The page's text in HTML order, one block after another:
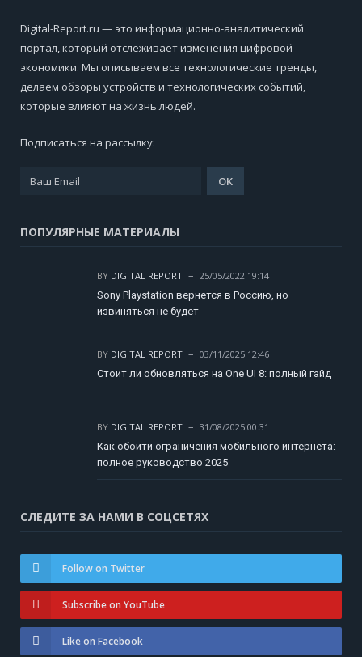
Digital-Report.ru — это информационно-аналитический
портал, который отслеживает изменения цифровой
экономики. Мы описываем все технологические тренды,
делаем обзоры устройств и технологических событий,
которые влияют на жизнь людей.
Подписаться на рассылку:
ПОПУЛЯРНЫЕ МАТЕРИАЛЫ
BY DIGITAL REPORT
25/05/2022 19:14
Sony Playstation вернется в Россию, но
извиняться не будет
BY DIGITAL REPORT
03/11/2025 12:46
Стоит ли обновляться на One UI 8: полный гайд
BY DIGITAL REPORT
31/08/2025 00:31
Как обойти ограничения мобильного интернета:
полное руководство 2025
СЛЕДИТЕ ЗА НАМИ В СОЦСЕТЯХ
Follow on Twitter
Subscribe on YouTube
Like on Facebook